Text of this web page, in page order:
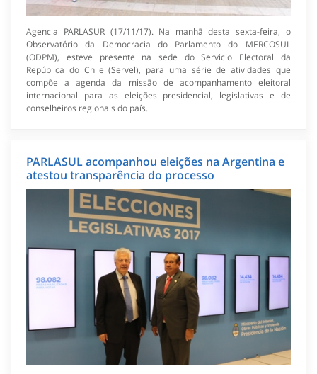
Agencia PARLASUR (17/11/17). Na manhã desta sexta-feira, o
Observatório da Democracia do Parlamento do MERCOSUL
(ODPM), esteve presente na sede do Servicio Electoral da
República do Chile (Servel), para uma série de atividades que
compõe a agenda da missão de acompanhamento eleitoral
internacional para as eleições presidencial, legislativas e de
conselheiros regionais do país.
PARLASUL acompanhou eleições na Argentina e
atestou transparência do processo